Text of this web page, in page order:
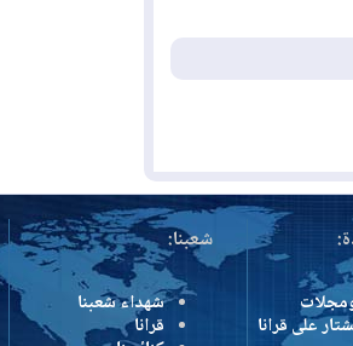
على قرانا
شعبنا:
شهداء شعبنا
قرانا